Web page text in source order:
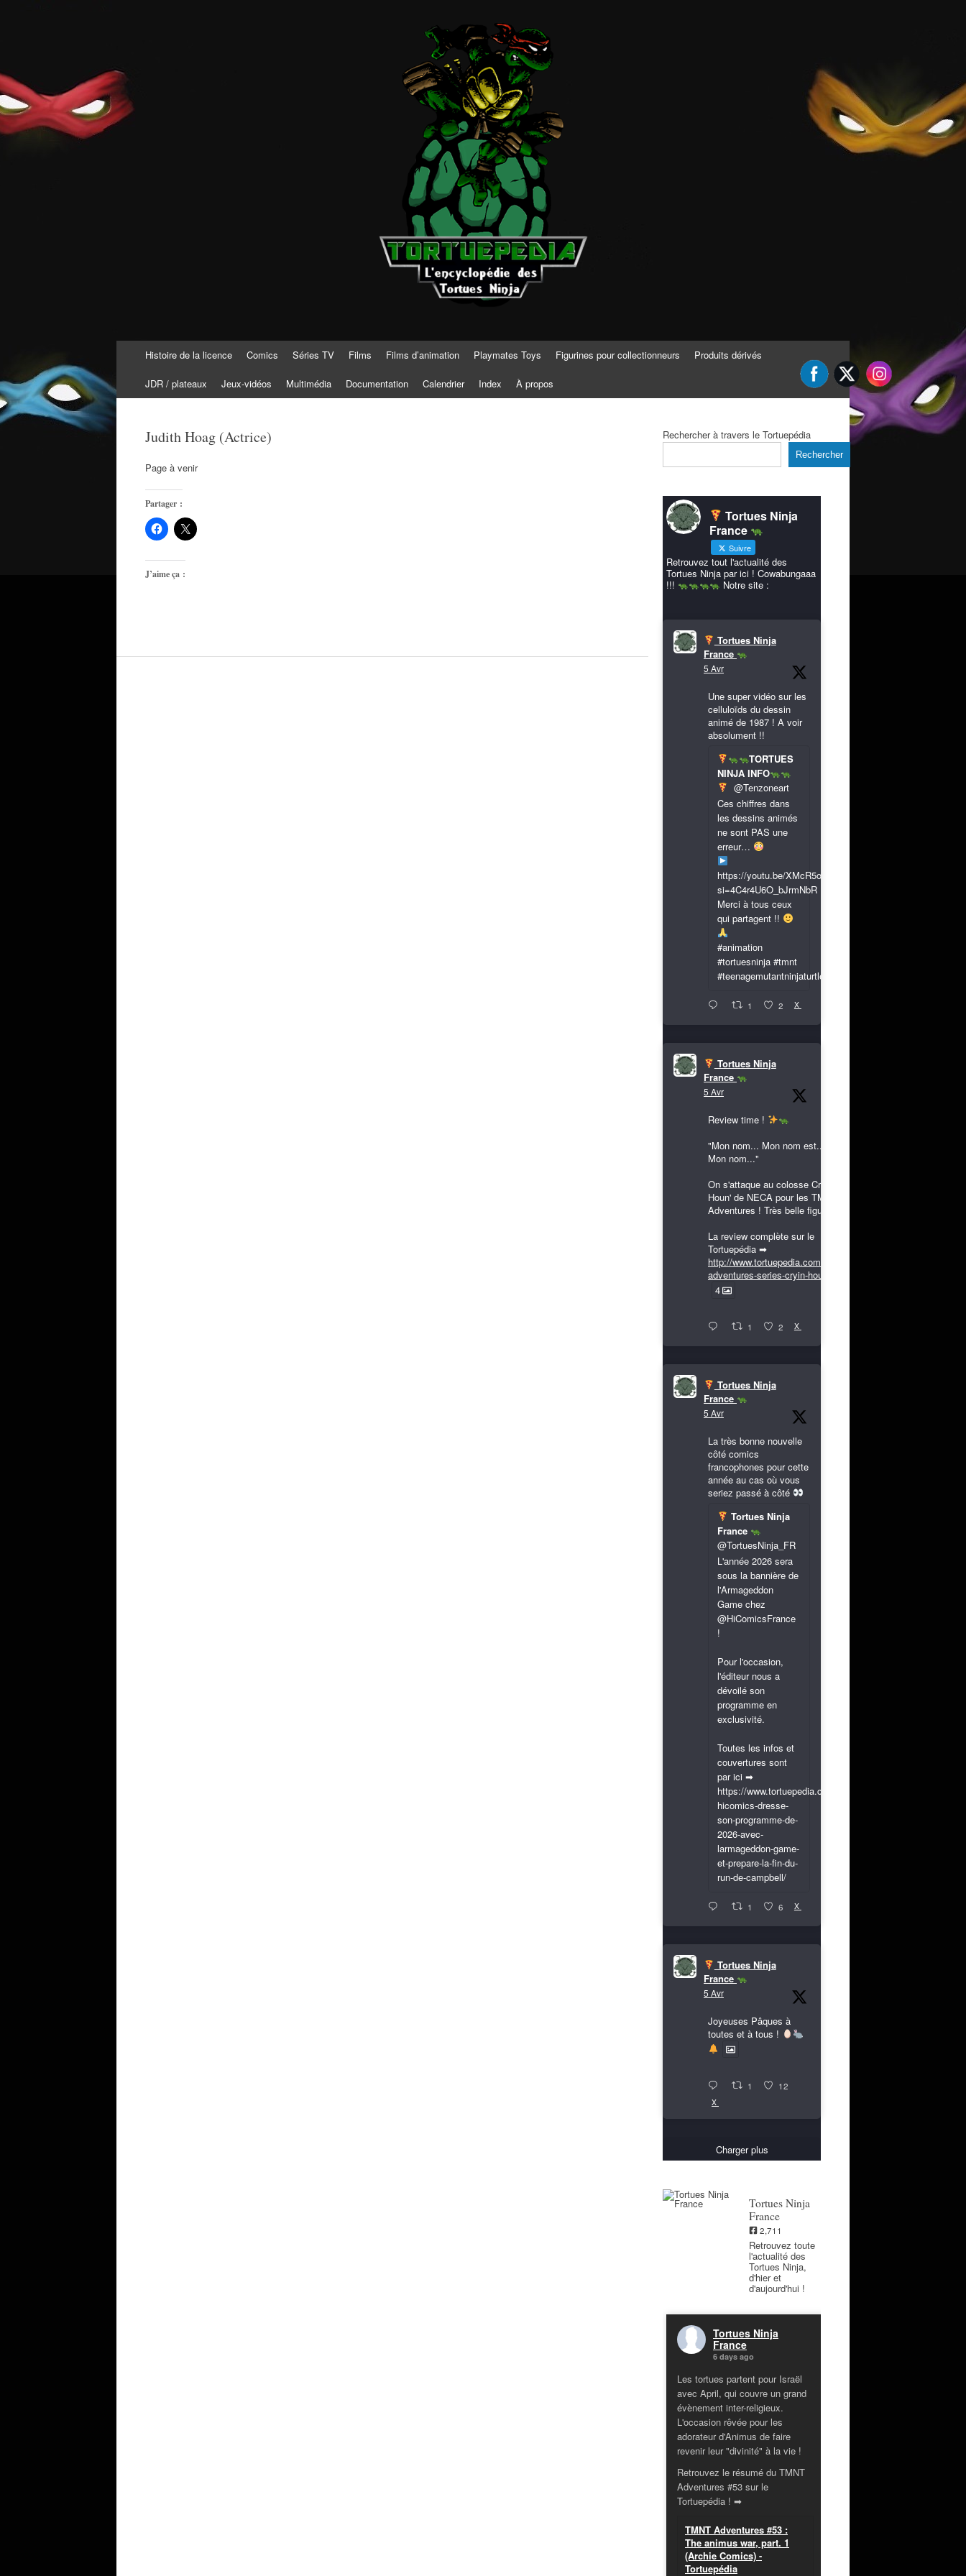
Tortuepédia
L'encyclopédie des Tortues Ninja !
contenu
Histoire de la licence Comics Séries TV Films Films d’animation Playmates Toys Figurines pour collectionneurs Produits dérivés
JDR / plateaux Jeux-vidéos Multimédia Documentation Calendrier Index À propos
Judith Hoag (Actrice)
Page à venir
Partager :
J’aime ça :
Rechercher à travers le Tortuepédia
Rechercher
Tortues Ninja
France
Suivre
Retrouvez tout l'actualité des
Tortues Ninja par ici ! Cowabungaaa
!!!
Notre site :
Tortues Ninja
France
5 Avr
Une super vidéo sur les
celluloïds du dessin
animé de 1987 ! A voir
absolument !!
TORTUES
NINJA INFO
@Tenzoneart
Ces chiffres dans
les dessins animés
ne sont PAS une
erreur…
https://youtu.be/XMcR5or9N8A?
si=4C4r4U6O_bJrmNbR
Merci à tous ceux
qui partagent !!
#animation
#tortuesninja #tmnt
#teenagemutantninjaturtles
1 2 X
Tortues Ninja
France
5 Avr
Review time !
"Mon nom... Mon nom est...
Mon nom..."
On s'attaque au colosse Cryin'
Houn' de NECA pour les TMNT
Adventures ! Très belle figurine !
La review complète sur le
Tortuepédia ➡
http://www.tortuepedia.com/tmnt-
adventures-series-cryin-houn...
4
1 2 X
Tortues Ninja
France
5 Avr
La très bonne nouvelle
côté comics
francophones pour cette
année au cas où vous
seriez passé à côté
Tortues Ninja
France
@TortuesNinja_FR
L'année 2026 sera
sous la bannière de
l'Armageddon
Game chez
@HiComicsFrance
!
Pour l'occasion,
l'éditeur nous a
dévoilé son
programme en
exclusivité.
Toutes les infos et
couvertures sont
par ici ➡
https://www.tortuepedia.com/2026/03/31/exclusif-
hicomics-dresse-
son-programme-de-
2026-avec-
larmageddon-game-
et-prepare-la-fin-du-
run-de-campbell/
1 6 X
Tortues Ninja
France
5 Avr
Joyeuses Pâques à
toutes et à tous !
1 12
X
Charger plus
Tortues Ninja
France
2,711
Retrouvez toute
l'actualité des
Tortues Ninja,
d'hier et
d'aujourd'hui !
Tortues Ninja
France
6 days ago
Les tortues partent pour Israël
avec April, qui couvre un grand
évènement inter-religieux.
L'occasion rêvée pour les
adorateur d'Animus de faire
revenir leur "divinité" à la vie !
Retrouvez le résumé du TMNT
Adventures #53 sur le
Tortuepédia ! ➡
TMNT Adventures #53 :
The animus war, part. 1
(Archie Comics) -
Tortuepédia